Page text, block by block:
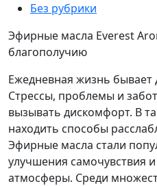
Без рубрики
Эфирные масла Everest
благополучию
Ежедневная жизнь
Стрессы, проблемы и
вызывать дискомфорт. В
находить способы
Эфирные масла стали
улучшения самочувствия
атмосферы. Среди